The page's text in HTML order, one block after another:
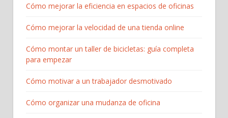
Cómo mejorar la eficiencia en espacios de oficinas
Cómo mejorar la velocidad de una tienda online
Cómo montar un taller de bicicletas: guía completa
para empezar​
Cómo motivar a un trabajador desmotivado
Cómo organizar una mudanza de oficina